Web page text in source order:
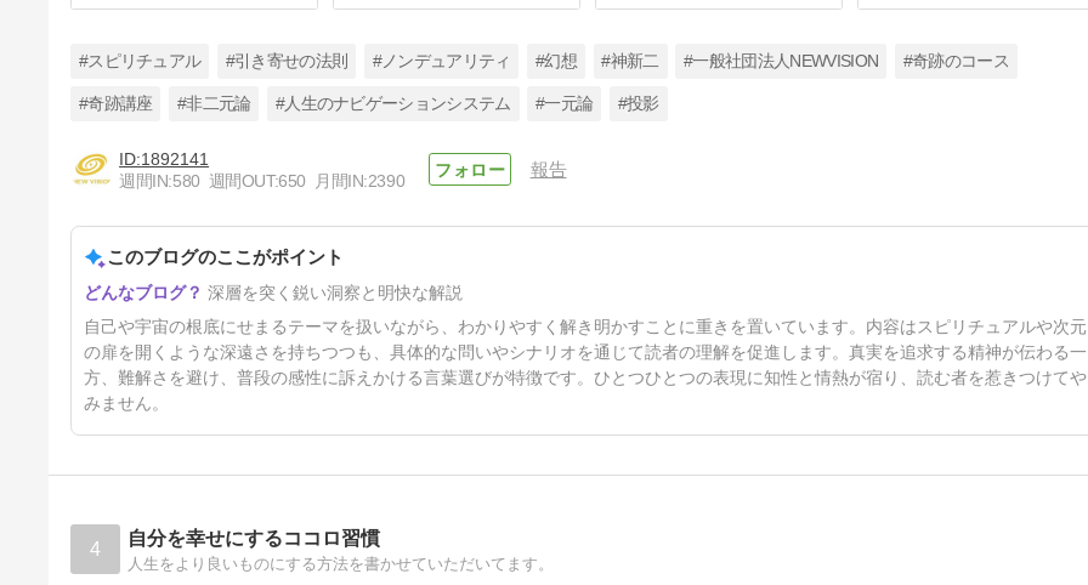
保護中: 『神様はどこに行っ
た？』購入者特典ページ
33日前
#スピリチュアル #引き寄せの法則 #ノンデュアリティ #幻想 #神新二 #一般社団法人NEWVISION #奇跡のコース
#奇跡講座 #非二元論 #人生のナビゲーションシステム #一元論 #投影
1892141
週間IN:580 週間OUT:650 月間IN:2390
報告
このブログのここがポイント
深層を突く鋭い洞察と明快な解説
自己や宇宙の根底にせまるテーマを扱いながら、わかりやすく解き明かすことに重きを置いています。内容はスピリチュアルや次元
の扉を開くような深遠さを持ちつつも、具体的な問いやシナリオを通じて読者の理解を促進します。真実を追求する精神が伝わる一
方、難解さを避け、普段の感性に訴えかける言葉選びが特徴です。ひとつひとつの表現に知性と情熱が宿り、読む者を惹きつけてや
みません。
4 自分を幸せにするココロ習慣
人生をより良いものにする方法を書かせていただいてます。